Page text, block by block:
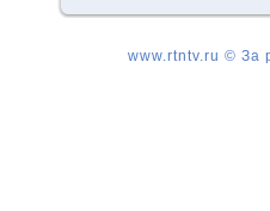
www.rtntv.ru © За